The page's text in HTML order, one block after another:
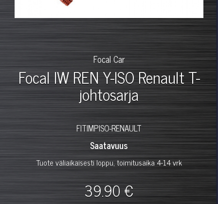
Focal Car
Focal IW REN Y-ISO Renault T-
johtosarja
FITIMPISO-RENAULT
Saatavuus
Tuote väliaikaisesti loppu, toimitusaika 4-14 vrk
39.90 €